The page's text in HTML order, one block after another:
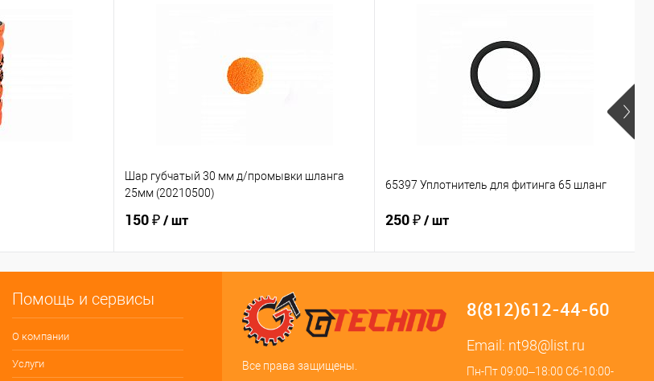
Шар губчатый 30 мм д/промывки шланга
25мм (20210500)
150 ₽/ шт
65397 Уплотнитель для фитинга 65 шланг
250 ₽/ шт
Помощь и сервисы
О компании
Услуги Все права защищены.
8(812)612-44-60
Email: nt98@list.ru
Пн-Пт 09:00–18:00 Сб-10:00-